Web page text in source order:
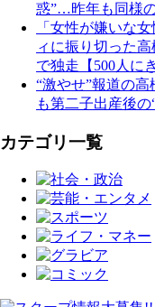
惑”…昨年も同様
「女性が嫌いな
ィに振り切った
で独走【500人に
“激やせ”報道の
も第二子出産後
カテゴリ一覧